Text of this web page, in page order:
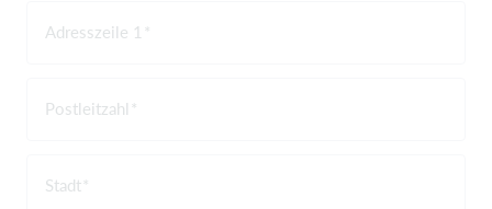
Adresszeile 1
Postleitzahl
Stadt